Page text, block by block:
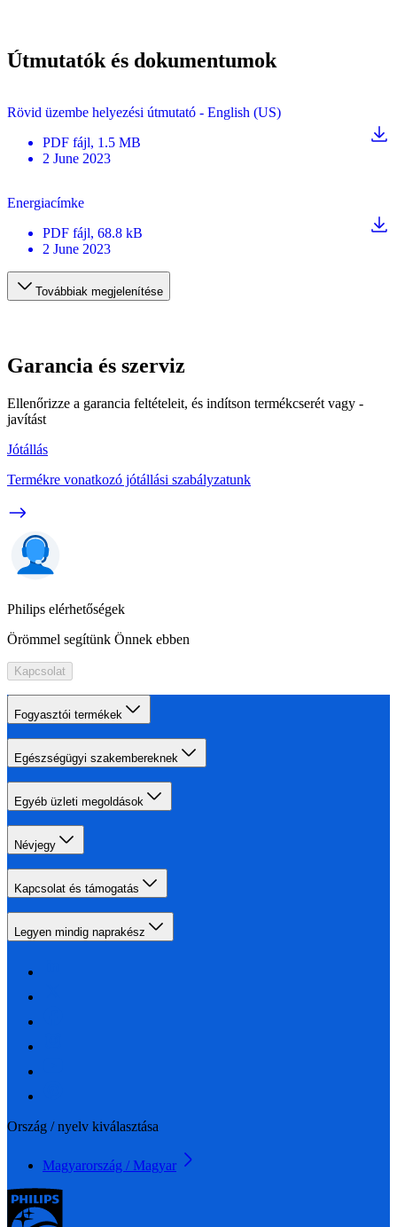
Útmutatók és dokumentumok
Rövid üzembe helyezési útmutató - English (US)
PDF fájl, 1.5 MB
2 June 2023
Energiacímke
PDF fájl, 68.8 kB
2 June 2023
Továbbiak megjelenítése
Garancia és szerviz
Ellenőrizze a garancia feltételeit, és indítson termékcserét vagy -
javítást
Jótállás
Termékre vonatkozó jótállási szabályzatunk
Philips elérhetőségek
Örömmel segítünk Önnek ebben
Kapcsolat
Fogyasztói termékek
Egészségügyi szakembereknek
Egyéb üzleti megoldások
Névjegy
Kapcsolat és támogatás
Legyen mindig naprakész
Ország / nyelv kiválasztása
Magyarország / Magyar